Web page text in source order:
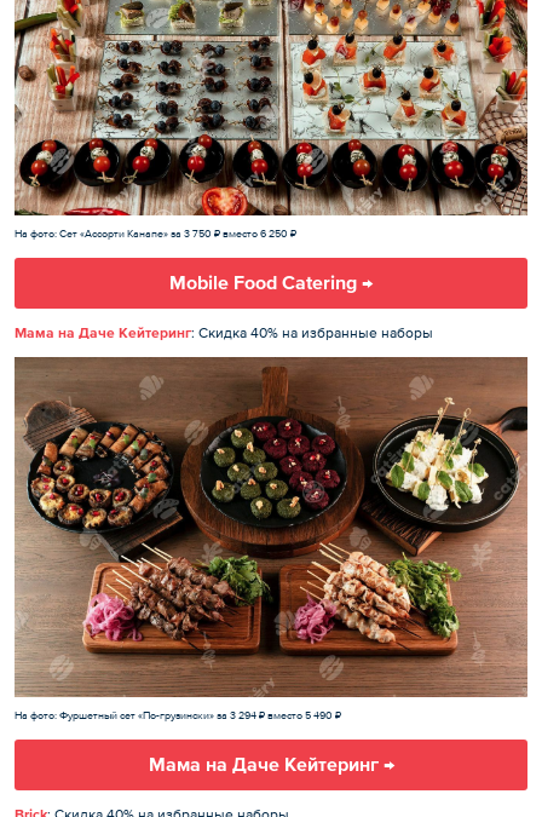
На фото: Сет «Ассорти Канапе» за 3 750 ₽ вместо 6 250 ₽
Mobile Food Catering →
Мама на Даче Кейтеринг: Скидка 40% на избранные наборы
На фото: Фуршетный сет «По-грузински» за 3 294 ₽ вместо 5 490 ₽
Мама на Даче Кейтеринг →